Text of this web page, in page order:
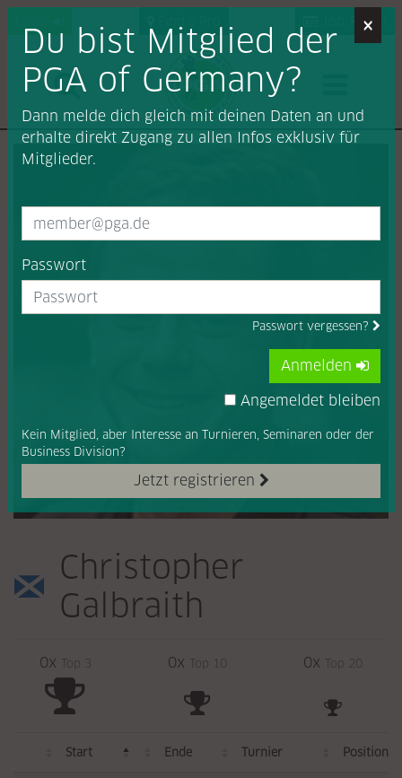
Job-Portal
Christopher
Galbraith
0x Top 3 0x Top 10 0x Top 20
Start Ende Turnier Position
×
Du bist Mitglied der
PGA of Germany?
Dann melde dich gleich mit deinen Daten an und
erhalte direkt Zugang zu allen Infos exklusiv für
Mitglieder.
Passwort
Passwort vergessen?
Jetzt registrieren
Kein Mitglied, aber Interesse an Turnieren, Seminaren oder der
Business Division?
Anmelden
Angemeldet bleiben